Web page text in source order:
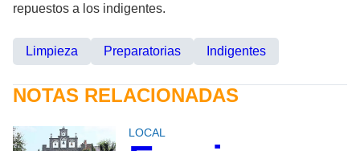
repuestos a los indigentes.
Limpieza Preparatorias Indigentes
NOTAS RELACIONADAS
LOCAL